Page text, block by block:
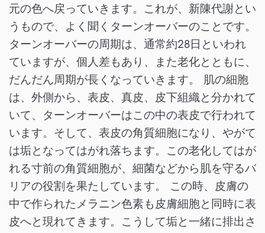
元の色へ戻っていきます。これが、新陳代謝とい
うもので、よく聞くターンオーバーのことです。
ターンオーバーの周期は、通常約28日といわれ
ていますが、個人差もあり、また老化とともに、
だんだん周期が長くなっていきます。 肌の細胞
は、外側から、表皮、真皮、皮下組織と分かれて
いて、ターンオーバーはこの中の表皮で行われて
います。そして、表皮の角質細胞になり、やがて
は垢となってはがれ落ちます。この老化してはが
れる寸前の角質細胞が、細菌などから肌を守るバ
リアの役割を果たしています。 この時、皮膚の
中で作られたメラニン色素も皮膚細胞と同時に表
皮へと現れてきます。こうして垢と一緒に排出さ